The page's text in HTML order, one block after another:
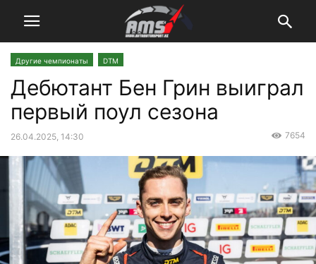
Другие чемпионаты DTM
Дебютант Бен Грин выиграл
первый поул сезона
26.04.2025, 14:30 7654